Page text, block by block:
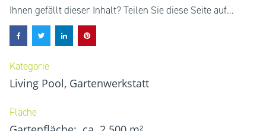
Ihnen gefällt dieser Inhalt? Teilen Sie diese Seite auf...
Kategorie
Living Pool, Gartenwerkstatt
Fläche